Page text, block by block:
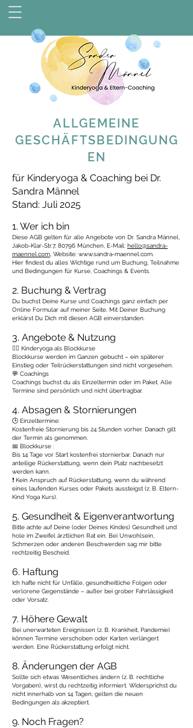
ALLGEMEINE
GESCHÄFTSBEDINGUNG
EN
für Kinderyoga & Coaching bei Dr.
Sandra Männel
Stand: Juli 2025
1. Wer ich bin
Diese AGB gelten für alle Angebote von Dr. Sandra Männel,
Jakob-Klar-Str.7, 80796 München, E-Mail: hello@sandra-
maennel.com , Website: www.sandra-maennel.com
Hier findest du alles Wichtige rund um Buchung, Teilnahme
und Bedingungen für Kurse, Coachings & Events.
2. Buchung & Vertrag
Du buchst Deine Kurse und Coachings ganz einfach per
Online Formular auf meiner Seite. Mit Deiner Buchung
erklärst Du Dich mit diesen AGB einverstanden.
3. Angebote & Nutzung
🧘‍♀️ Kinderyoga als Blockkurse
Blockkurse werden im Ganzen gebucht – ein späterer
Einstieg oder Teilrückerstattungen sind nicht vorgesehen.
💬 Coachings
Coachings buchst du als Einzeltermin oder im Paket. Alle
Termine sind persönlich und nicht übertragbar.
4. Absagen & Stornierungen
🕒 Einzeltermine:
Kostenfreie Stornierung bis 24 Stunden vorher. Danach gilt
der Termin als genommen.
📅 Blockkurse :
Bis 14 Tage vor Start kostenfrei stornierbar. Danach nur
anteilige Rückerstattung, wenn dein Platz nachbesetzt
werden kann.
❗ Kein Anspruch auf Rückerstattung, wenn du während
eines laufenden Kurses oder Pakets aussteigst (z. B. Eltern-
Kind Yoga Kurs).
5. Gesundheit & Eigenverantwortung
Bitte achte auf Deine (oder Deines Kindes) Gesundheit und
hole im Zweifel ärztlichen Rat ein. Bei Unwohlsein,
Schmerzen oder anderen Beschwerden sag mir bitte
rechtzeitig Bescheid.
6. Haftung
Ich hafte nicht für Unfälle, gesundheitliche Folgen oder
verlorene Gegenstände – außer bei grober Fahrlässigkeit
oder Vorsatz.
7. Höhere Gewalt
Bei unerwarteten Ereignissen (z. B. Krankheit, Pandemie)
können Termine verschoben oder Karten verlängert
werden. Eine Rückerstattung erfolgt nicht.
8. Änderungen der AGB
Sollte sich etwas Wesentliches ändern (z. B. rechtliche
Vorgaben), wirst du rechtzeitig informiert. Widersprichst du
nicht innerhalb von 14 Tagen, gelten die neuen
Bedingungen als akzeptiert.
9. Noch Fragen?